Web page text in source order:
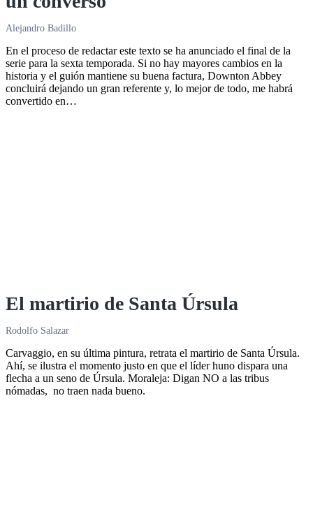
Alejandro Badillo
En el proceso de redactar este texto se ha anunciado el final de la
serie para la sexta temporada. Si no hay mayores cambios en la
historia y el guión mantiene su buena factura, Downton Abbey
concluirá dejando un gran referente y, lo mejor de todo, me habrá
convertido en…
El martirio de Santa Úrsula
Rodolfo Salazar
Carvaggio, en su última pintura, retrata el martirio de Santa Úrsula.
Ahí, se ilustra el momento justo en que el líder huno dispara una
flecha a un seno de Úrsula. Moraleja: Digan NO a las tribus
nómadas, no traen nada bueno.